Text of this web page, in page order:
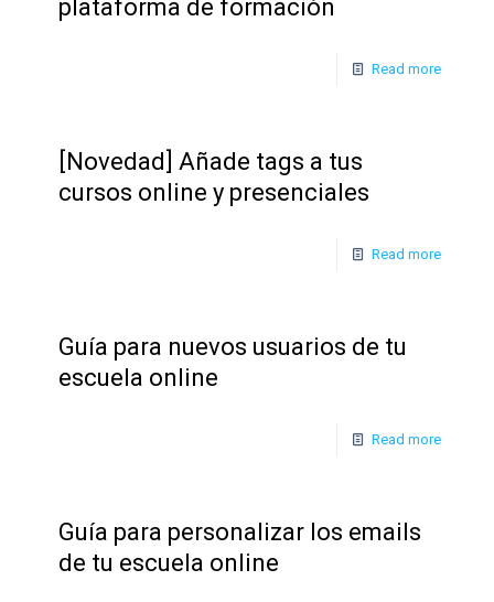
plataforma de formación
Read more
[Novedad] Añade tags a tus
cursos online y presenciales
Read more
Guía para nuevos usuarios de tu
escuela online
Read more
Guía para personalizar los emails
de tu escuela online